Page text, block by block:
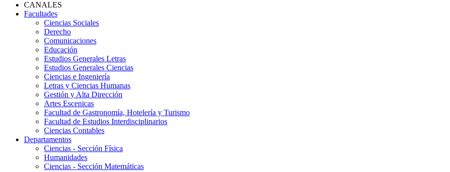
CANALES
Facultades
Ciencias Sociales
Derecho
Comunicaciones
Educación
Estudios Generales Letras
Estudios Generales Ciencias
Ciencias e Ingeniería
Letras y Ciencias Humanas
Gestión y Alta Dirección
Artes Escenicas
Facultad de Gastronomía, Hotelería y Turismo
Facultad de Estudios Interdisciplinarios
Ciencias Contables
Departamentos
Ciencias - Sección Física
Humanidades
Ciencias - Sección Matemáticas